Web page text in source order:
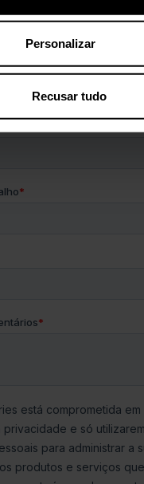
Personalizar
Recusar tudo